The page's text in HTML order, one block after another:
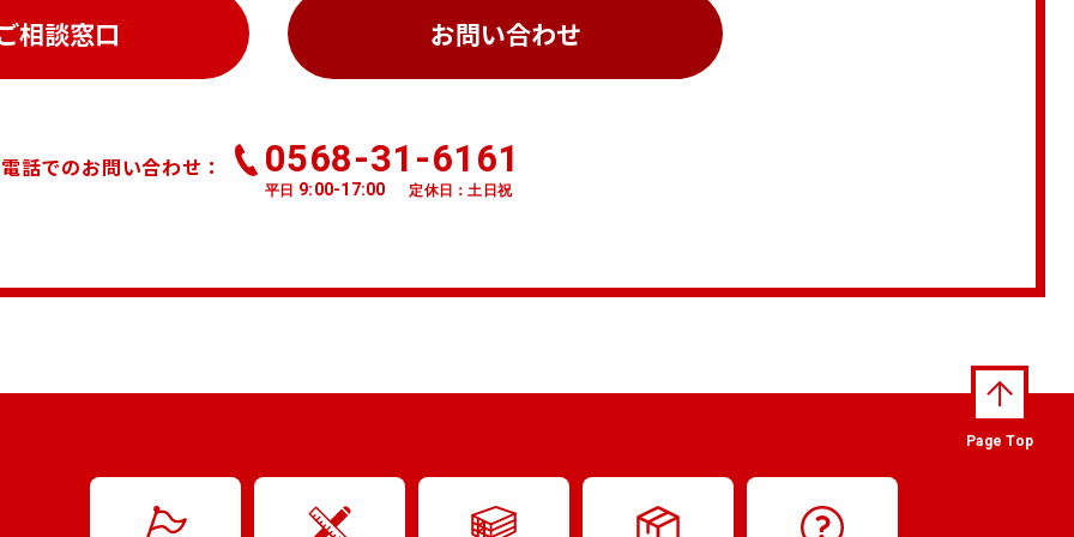
相談窓口 お問い合わせ
話でのお問い合わせ： 0568-31-6161
平日 9:00-17:00 定休日：土日祝
Page Top